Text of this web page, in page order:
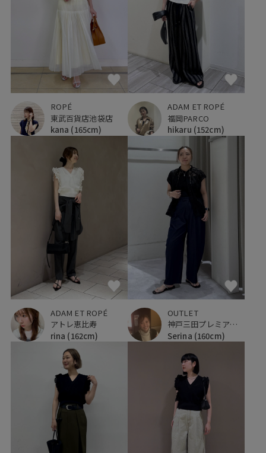
ROPÉ
東武百貨店池袋店
kana (165cm)
ADAM ET ROPÉ
福岡PARCO
hikaru (152cm)
ADAM ET ROPÉ
アトレ恵比寿
rina (162cm)
OUTLET
神戸三田プレミアム・アウトレット
Serina (160cm)